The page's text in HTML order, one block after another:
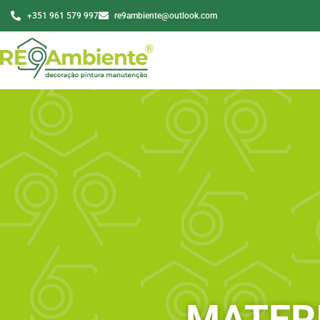
+351 961 579 997 re9ambiente@outlook.com